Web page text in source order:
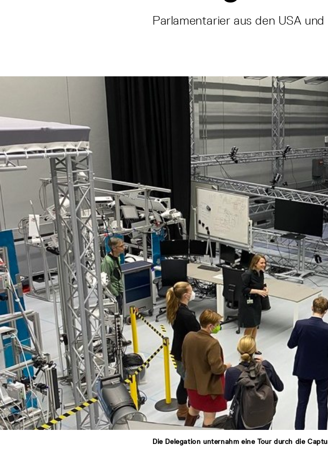
Parlamentarier aus den USA
Die Delegation unternahm eine Tour durch die